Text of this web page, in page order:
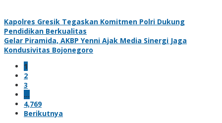
Kapolres Gresik Tegaskan Komitmen Polri Dukung
Pendidikan Berkualitas
Gelar Piramida, AKBP Yenni Ajak Media Sinergi Jaga
Kondusivitas Bojonegoro
1
2
3
…
4,769
Berikutnya